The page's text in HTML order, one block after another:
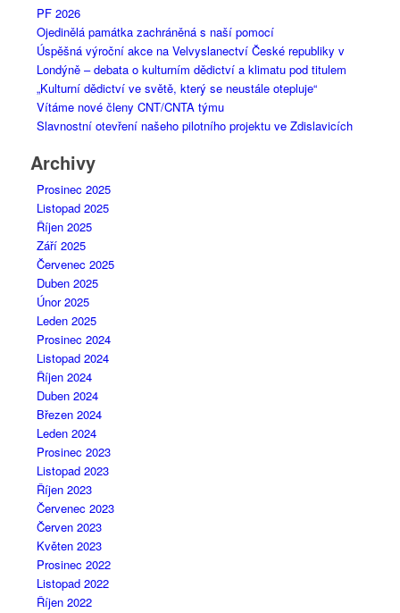
PF 2026
Ojedinělá památka zachráněná s naší pomocí
Úspěšná výroční akce na Velvyslanectví České republiky v
Londýně – debata o kulturním dědictví a klimatu pod titulem
„Kulturní dědictví ve světě, který se neustále otepluje“
Vítáme nové členy CNT/CNTA týmu
Slavnostní otevření našeho pilotního projektu ve Zdislavicích
Archivy
Prosinec 2025
Listopad 2025
Říjen 2025
Září 2025
Červenec 2025
Duben 2025
Únor 2025
Leden 2025
Prosinec 2024
Listopad 2024
Říjen 2024
Duben 2024
Březen 2024
Leden 2024
Prosinec 2023
Listopad 2023
Říjen 2023
Červenec 2023
Červen 2023
Květen 2023
Prosinec 2022
Listopad 2022
Říjen 2022